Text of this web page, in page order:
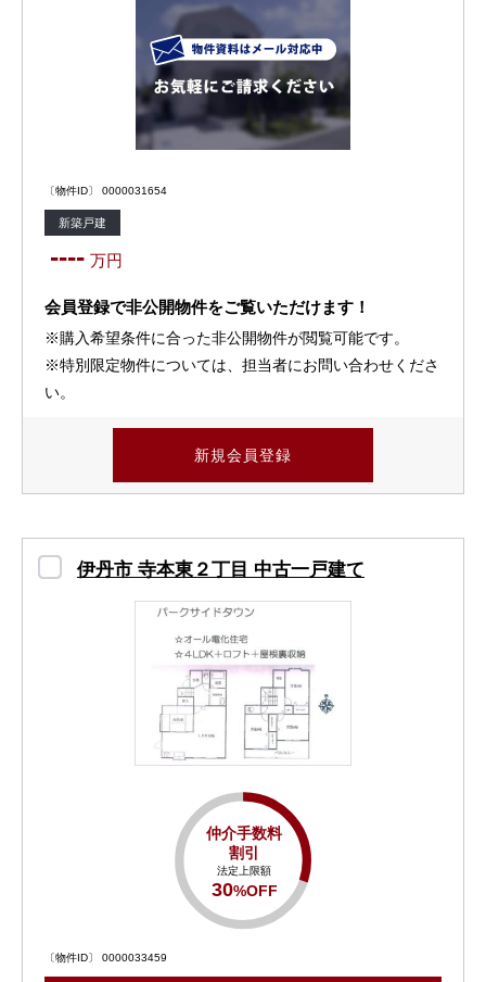
〔物件ID〕 0000031654
新築戸建
---- 万円
会員登録で非公開物件をご覧いただけます！
※購入希望条件に合った非公開物件が閲覧可能です。
※特別限定物件については、担当者にお問い合わせくださ
い。
新規会員登録
伊丹市 寺本東２丁目 中古一戸建て
仲介手数料
割引
法定上限額
30%OFF
〔物件ID〕 0000033459